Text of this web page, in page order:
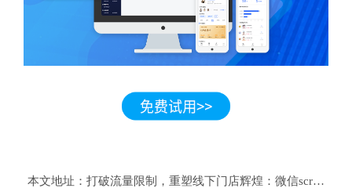
本文地址： 打破流量限制，重塑线下门店辉煌：微信scrm系统